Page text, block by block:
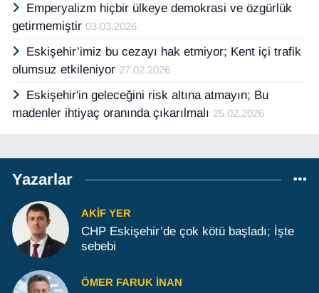
Emperyalizm hiçbir ülkeye demokrasi ve özgürlük
getirmemiştir 03.03.2026
Eskişehir’imiz bu cezayı hak etmiyor; Kent içi trafik
olumsuz etkileniyor 27.02.2026
Eskişehir'in geleceğini risk altına atmayın; Bu
madenler ihtiyaç oranında çıkarılmalı 25.02.2026
Yazarlar
AKIF YER
CHP Eskişehir’de çok kötü başladı; İşte
sebebi
ÖMER FARUK İNAN